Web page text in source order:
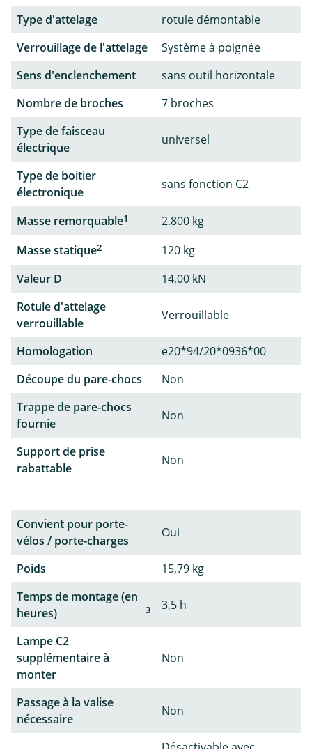
Type d'attelage
rotule démontable
Verrouillage de l'attelage
Système à poignée
Sens d'enclenchement
sans outil horizontale
Nombre de broches
7 broches
Type de faisceau
électrique
universel
Type de boitier
électronique
sans fonction C2
Masse remorquable1
2.800 kg
Masse statique2
120 kg
Valeur D
14,00 kN
Rotule d'attelage
verrouillable
Verrouillable
Homologation
e20*94/20*0936*00
Découpe du pare-chocs
Non
Trappe de pare-chocs
fournie
Non
Support de prise
rabattable
Non
Convient pour porte-
vélos / porte-charges
Oui
Poids
15,79 kg
Temps de montage (en
heures)
3 3,5 h
Lampe C2
supplémentaire à
monter
Non
Passage à la valise
nécessaire
Non